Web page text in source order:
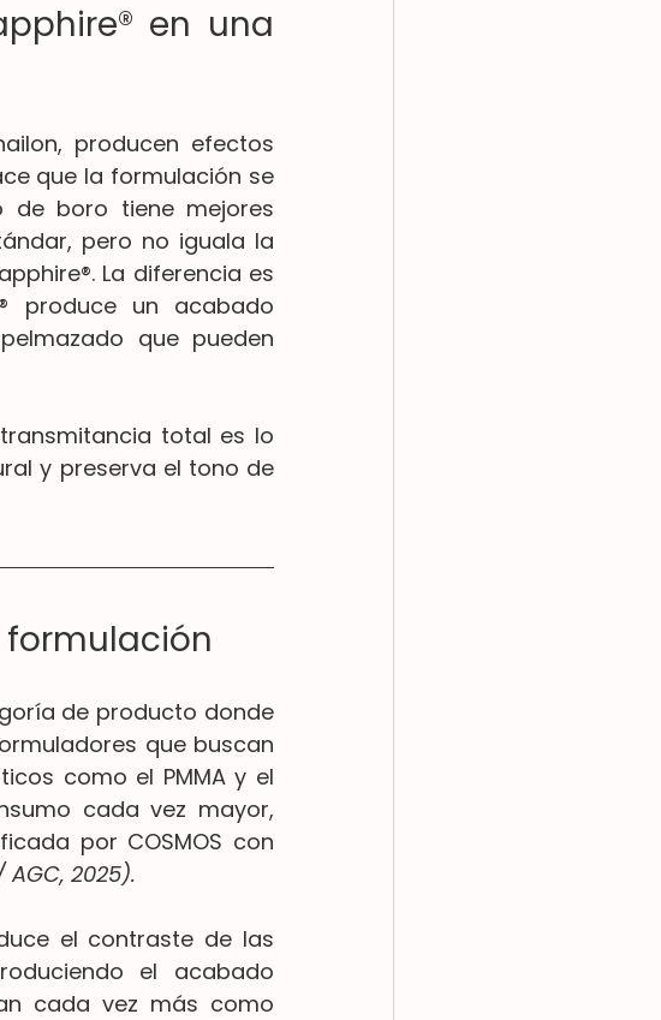
en una
producen efectos
que la formulación se
de boro tiene mejores
pero no iguala la
La diferencia es
produce un acabado
que pueden
total es lo
y preserva el tono de
formulación
de producto donde
que buscan
como el PMMA y el
cada vez mayor,
por COSMOS con
2025).
el contraste de las
el acabado
cada vez más como